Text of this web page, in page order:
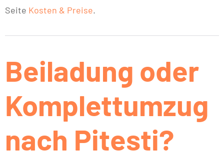
Seite Kosten & Preise.
Beiladung oder
Komplettumzug
nach Pitesti?